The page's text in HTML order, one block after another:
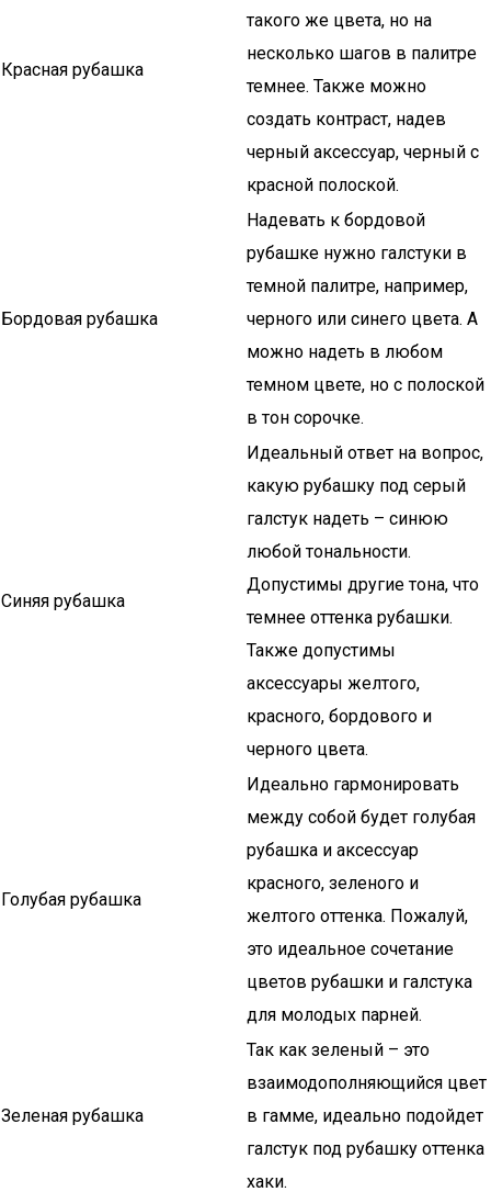
Красная рубашка
такого же цвета, но на
несколько шагов в палитре
темнее. Также можно
создать контраст, надев
черный аксессуар, черный с
красной полоской.
Бордовая рубашка
Надевать к бордовой
рубашке нужно галстуки в
темной палитре, например,
черного или синего цвета. А
можно надеть в любом
темном цвете, но с полоской
в тон сорочке.
Синяя рубашка
Идеальный ответ на вопрос,
какую рубашку под серый
галстук надеть – синюю
любой тональности.
Допустимы другие тона, что
темнее оттенка рубашки.
Также допустимы
аксессуары желтого,
красного, бордового и
черного цвета.
Голубая рубашка
Идеально гармонировать
между собой будет голубая
рубашка и аксессуар
красного, зеленого и
желтого оттенка. Пожалуй,
это идеальное сочетание
цветов рубашки и галстука
для молодых парней.
Зеленая рубашка
Так как зеленый – это
взаимодополняющийся цвет
в гамме, идеально подойдет
галстук под рубашку оттенка
хаки.